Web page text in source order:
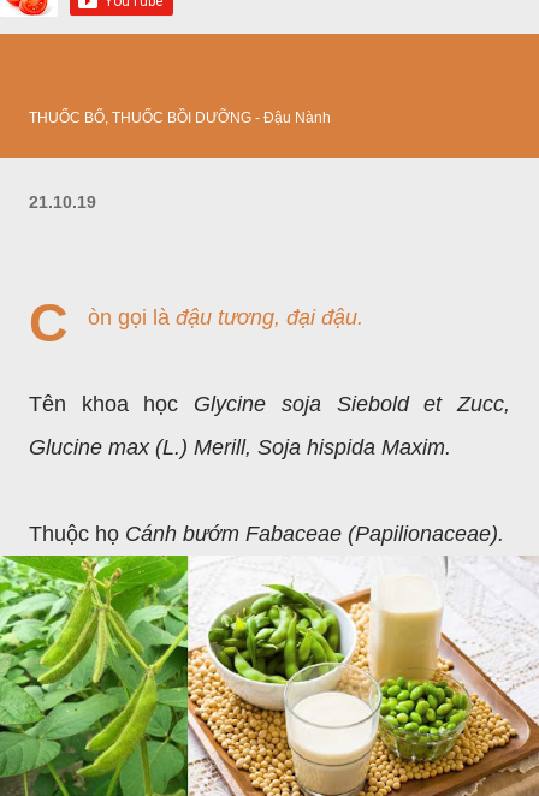
THUỐC BỔ, THUỐC BỒI DƯỠNG - Đậu Nành
21.10.19
C òn gọi là đậu tương, đại đậu.
Tên khoa học Glycine soja Siebold et Zucc,
Glucine max (L.) Merill, Soja hispida Maxim.
Thuộc họ Cánh bướm Fabaceae (Papilionaceae).